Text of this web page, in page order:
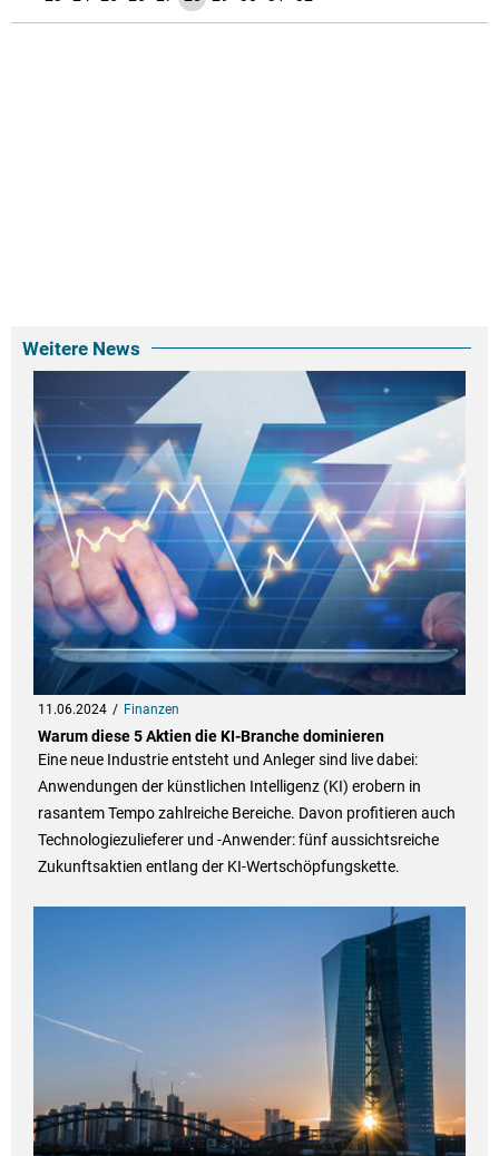
Weitere News
11.06.2024 Finanzen
Warum diese 5 Aktien die KI-Branche dominieren
Eine neue Industrie entsteht und Anleger sind live dabei:
Anwendungen der künstlichen Intelligenz (KI) erobern in
rasantem Tempo zahlreiche Bereiche. Davon profitieren auch
Technologiezulieferer und -Anwender: fünf aussichtsreiche
Zukunftsaktien entlang der KI-Wertschöpfungskette.